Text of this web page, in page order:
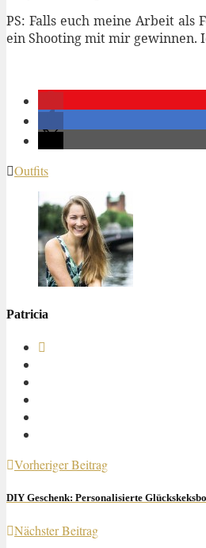
PS: Falls euch meine Arbeit
ein Shooting mit mir gewinnen.
Outfits
Patricia
Vorheriger Beitrag
DIY Geschenk: Personalisierte
Nächster Beitrag